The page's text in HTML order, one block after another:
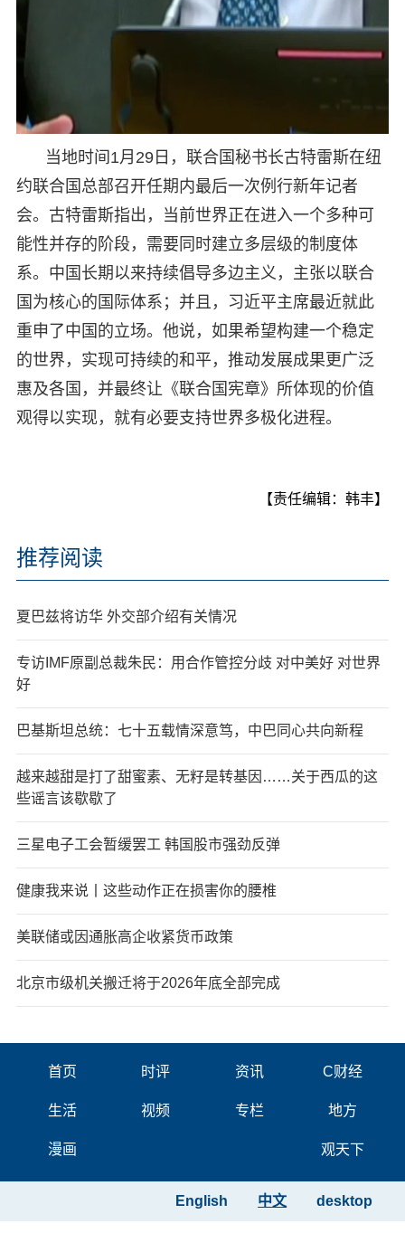
当地时间1月29日，联合国秘书长古特雷斯在纽
约联合国总部召开任期内最后一次例行新年记者
会。古特雷斯指出，当前世界正在进入一个多种可
能性并存的阶段，需要同时建立多层级的制度体
系。中国长期以来持续倡导多边主义，主张以联合
国为核心的国际体系；并且，习近平主席最近就此
重申了中国的立场。他说，如果希望构建一个稳定
的世界，实现可持续的和平，推动发展成果更广泛
惠及各国，并最终让《联合国宪章》所体现的价值
观得以实现，就有必要支持世界多极化进程。
【责任编辑：韩丰】
推荐阅读
夏巴兹将访华 外交部介绍有关情况
专访IMF原副总裁朱民：用合作管控分歧 对中美好 对世界
好
巴基斯坦总统：七十五载情深意笃，中巴同心共向新程
越来越甜是打了甜蜜素、无籽是转基因……关于西瓜的这
些谣言该歇歇了
三星电子工会暂缓罢工 韩国股市强劲反弹
健康我来说丨这些动作正在损害你的腰椎
美联储或因通胀高企收紧货币政策
北京市级机关搬迁将于2026年底全部完成
首页 时评 资讯 C财经
生活 视频 专栏 地方
漫画 观天下
desktop
中文
English